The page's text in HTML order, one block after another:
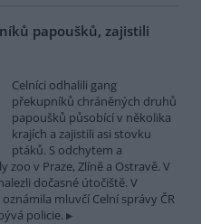
papoušků, zajistili
Celníci odhalili gang
překupníků chráněných druhů
papoušků působící v několika
krajích a zajistili asi stovku
ptáků. S odchytem a
v Praze, Zlíně a Ostravě. V
dočasné útočiště. V
mluvčí Celní správy ČR
policie.